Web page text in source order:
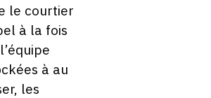
le courtier
à la fois
à au
les